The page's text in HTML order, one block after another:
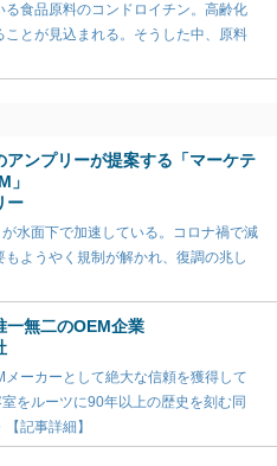
食品原料のコンドロイチン。高齢化
とが見込まれる。そうした中、原料
アンプリーが提案する「マーケテ
」
ー
水面下で加速している。コロナ禍で減
ようやく規制が解かれ、復調の兆し
一無二のOEM企業
メーカーとして絶大な信頼を獲得して
をルーツに90年以上の歴史を刻む同
記事詳細】